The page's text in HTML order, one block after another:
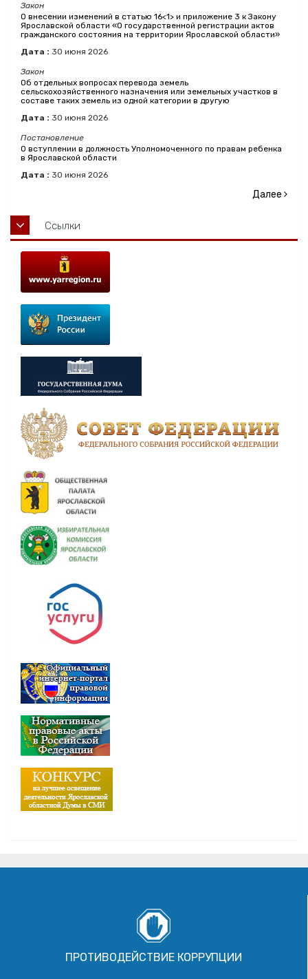
Закон
О внесении изменений в статью 16<1> и приложение 3 к Закону
Ярославской области «О государственной регистрации актов
гражданского состояния на территории Ярославской области»
Дата : 30 июня 2026
Закон
Об отдельных вопросах перевода земель
сельскохозяйственного назначения или земельных участков в
составе таких земель из одной категории в другую
Дата : 30 июня 2026
Постановление
О вступлении в должность Уполномоченного по правам ребенка
в Ярославской области
Дата : 30 июня 2026
Далее
Ссылки
ПРОТИВОДЕЙСТВИЕ КОРРУПЦИИ